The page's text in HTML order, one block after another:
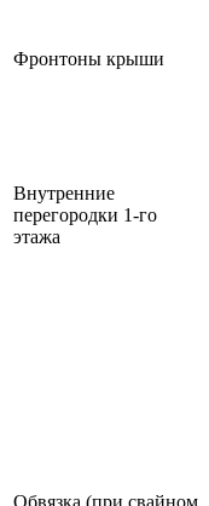
Фронтоны крыши
Внутренние
перегородки 1-го
этажа
Обвязка (при свайном